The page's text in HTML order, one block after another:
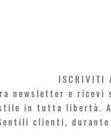
ISCRIVITI
newsletter e ricevi
in tutta libertà.
clienti, durante